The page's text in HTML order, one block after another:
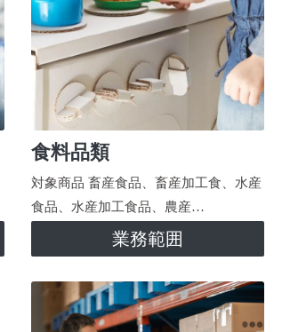
食料品類
対象商品 畜産食品、畜産加工食、水産
食品、水産加工食品、農産…
業務範囲